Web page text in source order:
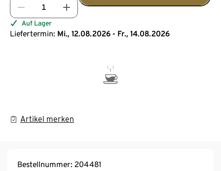
Auf Lager
Liefertermin: Mi., 12.08.2026 - Fr., 14.08.2026
Artikel merken
Bestellnummer: 204481